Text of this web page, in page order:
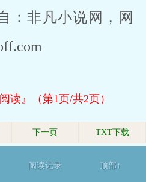
：非凡小说网，网
读』（第1页/共2页）
下一页 TXT下载
阅读记录 顶部↑